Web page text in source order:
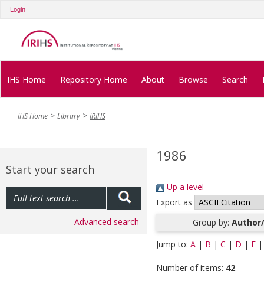
Login
IHS Home Repository Home About Browse Search
IHS Home Library IRIHS
Start your search
Advanced search
1986
Up a level
Export as
Group by:
Jump to: A | B | C | D | F
Number of items: 42.